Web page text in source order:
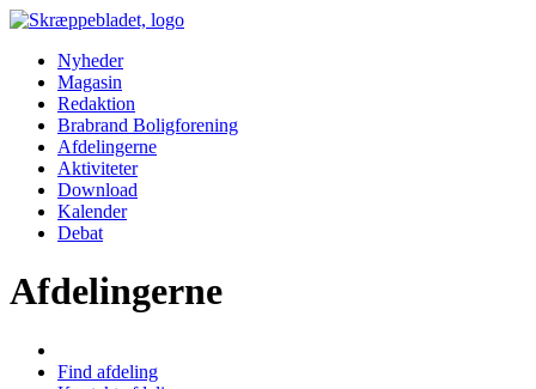
Nyheder
Magasin
Redaktion
Brabrand Boligforening
Afdelingerne
Aktiviteter
Download
Kalender
Debat
Afdelingerne
Find afdeling